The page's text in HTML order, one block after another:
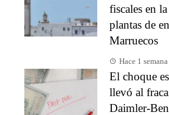
fiscales en
plantas de
Marruecos
Hace 1 semana
El choque
llevó al
Daimler-